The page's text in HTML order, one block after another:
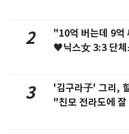
2
"10억 버는데 9
♥닉스女 3:3 단체
3
'김구라子' 그리,
"친모 전라도에